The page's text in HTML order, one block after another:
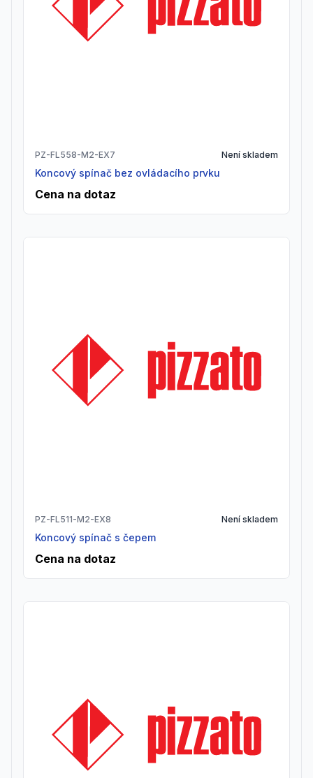
PZ-FL558-M2-EX7 Není skladem
Koncový spínač bez ovládacího prvku
Cena na dotaz
PZ-FL511-M2-EX8 Není skladem
Koncový spínač s čepem
Cena na dotaz